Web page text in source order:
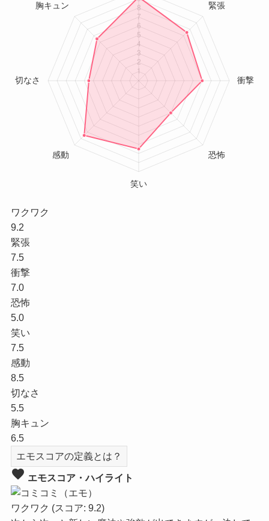
ワクワク
9.2
緊張
7.5
衝撃
7.0
恐怖
5.0
笑い
7.5
感動
8.5
切なさ
5.5
胸キュン
6.5
エモスコアの定義とは？
favorite エモスコア・ハイライト
ワクワク (スコア: 9.2)